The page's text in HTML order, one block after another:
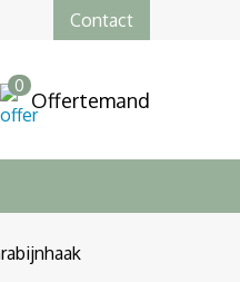
Contact
0
Offertemand